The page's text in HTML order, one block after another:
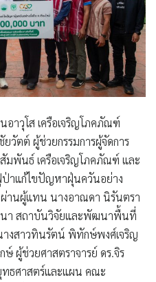
อาวุโส เครือเจริญโภคภัณฑ์
ตต์ ผู้ช่วยกรรมการผู้จัดการ
มพันธ์ เครือเจริญโภคภัณฑ์ และ
าแก้ไขปัญหาฝุ่นควันอย่าง
านผู้แทน นางอาณดา นิรันตรา
นา สถาบันวิจัยและพัฒนาพื้นที่
งสาวทินรัตน์ พิทักษ์พงศ์เจริญ
ผู้ช่วยศาสตราจารย์ ดร.จิร
ธศาสตร์และแผน คณะ